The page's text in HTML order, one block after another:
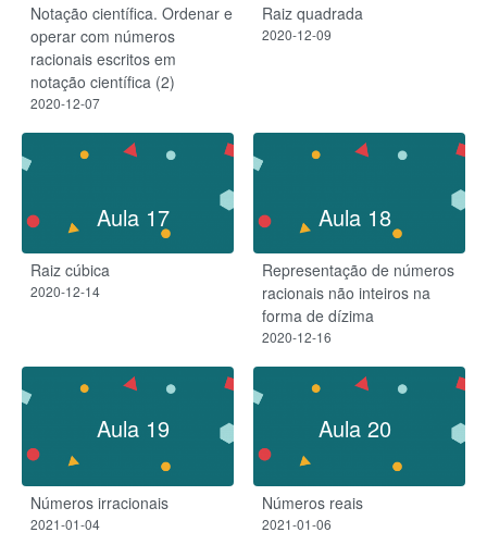
Notação científica. Ordenar e
operar com números
racionais escritos em
notação científica (2)
2020-12-07
Raiz quadrada
2020-12-09
Aula 17
Raiz cúbica
2020-12-14
Aula 18
Representação de números
racionais não inteiros na
forma de dízima
2020-12-16
Aula 19
Números irracionais
2021-01-04
Aula 20
Números reais
2021-01-06